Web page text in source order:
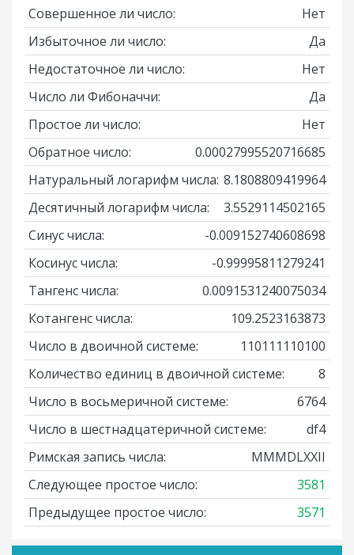
Совершенное ли число:
Нет
Избыточное ли число:
Да
Недостаточное ли число:
Нет
Число ли Фибоначчи:
Да
Простое ли число:
Нет
Обратное число:
0.00027995520716685
Натуральный логарифм числа: 8.1808809419964
Десятичный логарифм числа:
3.5529114502165
Синус числа:
-0.009152740608698
Косинус числа:
-0.99995811279241
Тангенс числа:
0.0091531240075034
Котангенс числа:
109.2523163873
Число в двоичной системе:
110111110100
Количество единиц в двоичной системе:
8
Число в восьмеричной системе:
6764
Число в шестнадцатеричной системе:
df4
Римская запись числа:
MMMDLXXII
Следующее простое число:
3581
Предыдущее простое число:
3571